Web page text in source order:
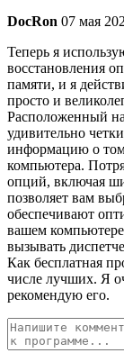
DocRon 07 мая
Теперь я
восстановления
памяти, и я
просто и
Расположенный
удивительно
информацию о
компьютера.
опций, включая
позволяет вам
обеспечивают
вашем
вызывать
Как бесплатная
числе лучших. Я
рекомендую его.